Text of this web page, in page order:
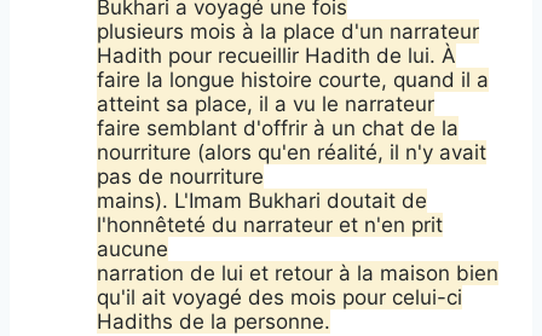
Bukhari a voyagé une fois
plusieurs mois à la place d'un narrateur
Hadith pour recueillir Hadith de lui. À
faire la longue histoire courte, quand il a
atteint sa place, il a vu le narrateur
faire semblant d'offrir à un chat de la
nourriture (alors qu'en réalité, il n'y avait
pas de nourriture
mains). L'Imam Bukhari doutait de
l'honnêteté du narrateur et n'en prit
aucune
narration de lui et retour à la maison bien
qu'il ait voyagé des mois pour celui-ci
Hadiths de la personne.